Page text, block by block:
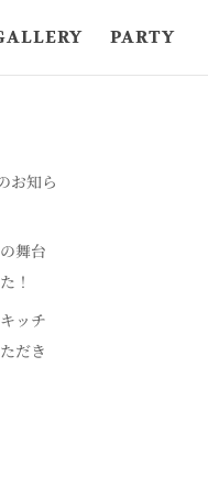
PARTY
お知ら
舞台
！
ッチ
だき